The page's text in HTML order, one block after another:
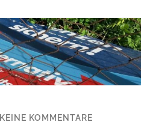
KEINE KOMMENTARE